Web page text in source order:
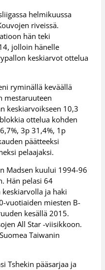
helmikuussa
riveissä.
hän teki
jolloin hänelle
keskiarvot ottelua
ryminällä keväällä
mestaruuteen
keskiarvoikseen 10,3
ottelua kohden
3p 31,4%, 1p
päätteeksi
pelaajaksi.
Madsen kuului 1994-96
Hän pelasi 64
ja haki
vuotiaiden miesten B-
kesällä 2015.
All Star -viisikkoon.
Taiwanin
Tshekin pääsarjaa ja